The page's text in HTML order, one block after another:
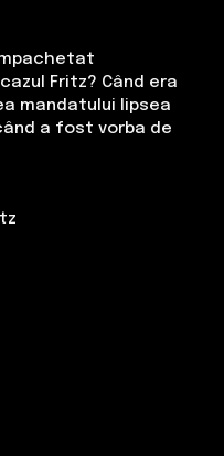
împachetat
Fritz? Când era
mandatului lipsea
a fost vorba de